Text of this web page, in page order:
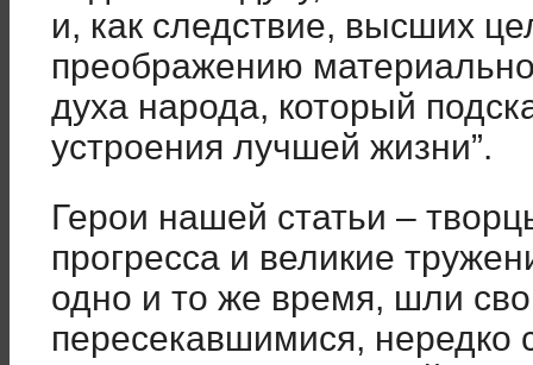
и, как следствие, высших
преображению
духа народа, который
устроения лучшей жизни”.
Герои нашей статьи –
прогресса и великие
одно и то же время, шли
пересекавшимися,